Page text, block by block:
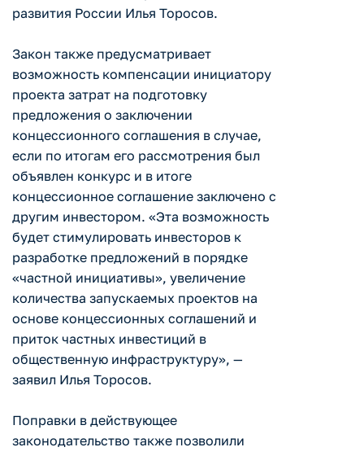
развития России Илья Торосов.
Закон также предусматривает
возможность компенсации инициатору
проекта затрат на подготовку
предложения о заключении
концессионного соглашения в случае,
если по итогам его рассмотрения был
объявлен конкурс и в итоге
концессионное соглашение заключено с
другим инвестором. «Эта возможность
будет стимулировать инвесторов к
разработке предложений в порядке
«частной инициативы», увеличение
количества запускаемых проектов на
основе концессионных соглашений и
приток частных инвестиций в
общественную инфраструктуру», —
заявил Илья Торосов.
Поправки в действующее
законодательство также позволили